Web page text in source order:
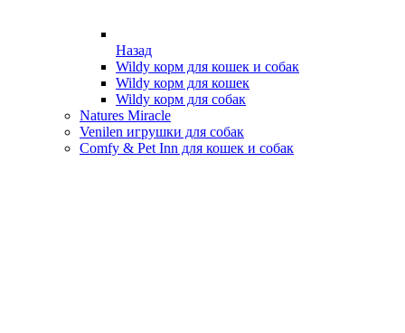
Назад
Wildy корм для кошек и собак
Wildy корм для кошек
Wildy корм для собак
Natures Miracle
Venilen игрушки для собак
Comfy & Pet Inn для кошек и собак